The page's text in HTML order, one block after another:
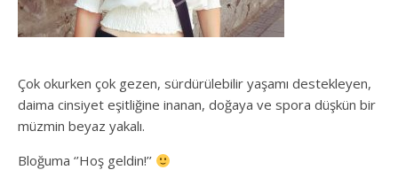
Çok okurken çok gezen, sürdürülebilir yaşamı destekleyen,
daima cinsiyet eşitliğine inanan, doğaya ve spora düşkün bir
müzmin beyaz yakalı.
Bloğuma ‘’Hoş geldin!’’